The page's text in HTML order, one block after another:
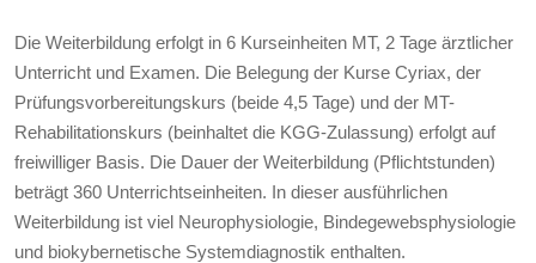
Die Weiterbildung erfolgt in 6 Kurseinheiten MT, 2 Tage ärztlicher
Unterricht und Examen. Die Belegung der Kurse Cyriax, der
Prüfungsvorbereitungskurs (beide 4,5 Tage) und der MT-
Rehabilitationskurs (beinhaltet die KGG-Zulassung) erfolgt auf
freiwilliger Basis. Die Dauer der Weiterbildung (Pflichtstunden)
beträgt 360 Unterrichtseinheiten. In dieser ausführlichen
Weiterbildung ist viel Neurophysiologie, Bindegewebsphysiologie
und biokybernetische Systemdiagnostik enthalten.